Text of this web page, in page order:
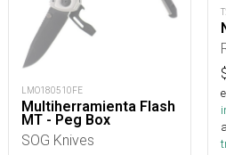
LMO180510FE
Multiherramienta Flash
MT - Peg Box
SOG Knives